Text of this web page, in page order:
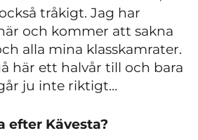
tråkigt. Jag har
och kommer att sakna
alla mina klasskamrater.
här ett halvår till och bara
ju inte riktigt…
efter Kävesta?